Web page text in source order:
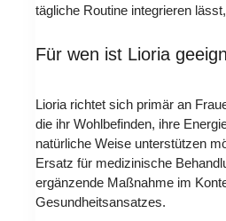
tägliche Routine integrieren
Für wen ist Lioria
Lioria richtet sich primär an
die ihr Wohlbefinden, ihre
natürliche Weise unterstützen
Ersatz für medizinische
ergänzende Maßnahme im
Gesundheitsansatzes.